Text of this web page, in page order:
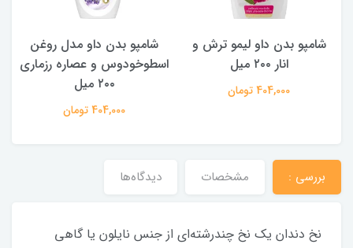
شامپو بدن داو لیمو ترش و
انار ۲۰۰ میل
404,000 تومان
شامپو بدن ‌داو مدل روغن
اسطوخودوس و عصاره رزماری
۲۰۰ میل
404,000 تومان
بررسي : مشخصات دیدگاه‌ها
نخ دندان یک نخ چندرشته‌ای از جنس نایلون یا گاهی